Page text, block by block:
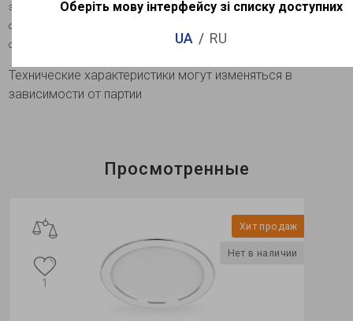
это современный надежный продукт высокого качества для
освещения жилых, административно-офисных, торговых,
общественных и др.помещений.
Технические характеристики могут изменяться в
зависимости от партии
Просмотренные
Хит продаж
Нет в наличии
1
Оберіть мову інтерфейсу зі списку доступних
UA RU